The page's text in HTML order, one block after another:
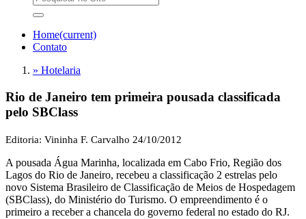
Home(current)
Contato
» Hotelaria
Rio de Janeiro tem primeira pousada classificada
pelo SBClass
Editoria: Vininha F. Carvalho 24/10/2012
A pousada Água Marinha, localizada em Cabo Frio, Região dos
Lagos do Rio de Janeiro, recebeu a classificação 2 estrelas pelo
novo Sistema Brasileiro de Classificação de Meios de Hospedagem
(SBClass), do Ministério do Turismo. O empreendimento é o
primeiro a receber a chancela do governo federal no estado do RJ.